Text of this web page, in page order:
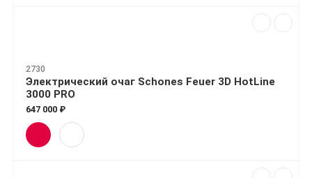
2730
Электрический очаг Schones Feuer 3D HotLine
3000 PRO
647 000 ₽